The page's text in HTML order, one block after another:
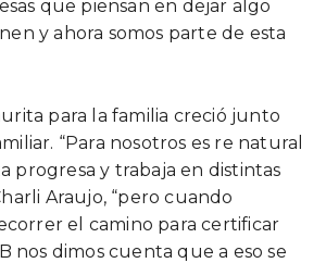
que piensan en dejar algo
y ahora somos parte de esta
para la familia creció junto
“Para nosotros es re natural
progresa y trabaja en distintas
Araujo, “pero cuando
el camino para certificar
nos dimos cuenta que a eso se